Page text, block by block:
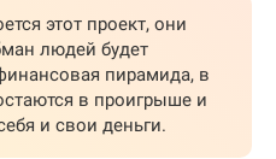
этот проект, они
людей будет
пирамида, в
в проигрыше и
и свои деньги.